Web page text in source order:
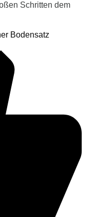
Schritten dem
Bodensatz